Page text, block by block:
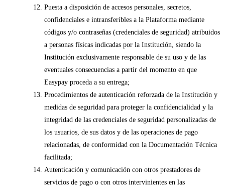
Puesta a disposición de accesos personales, secretos,
confidenciales e intransferibles a la Plataforma mediante
códigos y/o contraseñas (credenciales de seguridad) atribuidos
a personas físicas indicadas por la Institución, siendo la
Institución exclusivamente responsable de su uso y de las
eventuales consecuencias a partir del momento en que
Easypay proceda a su entrega;
Procedimientos de autenticación reforzada de la Institución y
medidas de seguridad para proteger la confidencialidad y la
integridad de las credenciales de seguridad personalizadas de
los usuarios, de sus datos y de las operaciones de pago
relacionadas, de conformidad con la Documentación Técnica
facilitada;
Autenticación y comunicación con otros prestadores de
servicios de pago o con otros intervinientes en las